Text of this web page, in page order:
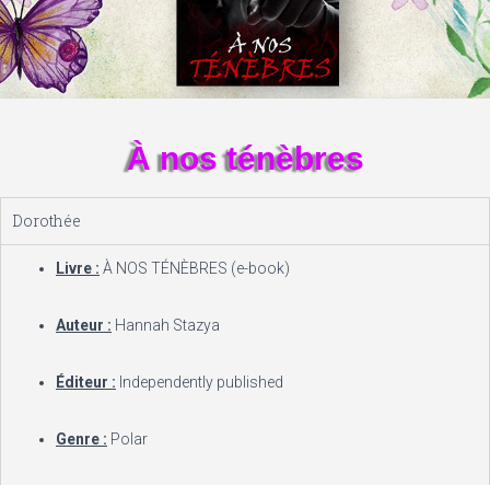
A
N
A
V
O
À nos ténèbres
Dorothée
Livre : À NOS TÉNÈBRES (e-book)
Auteur : Hannah Stazya
Éditeur : Independently published
Genre : Polar